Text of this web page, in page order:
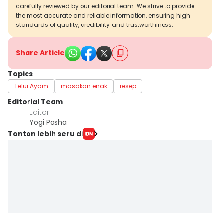
carefully reviewed by our editorial team. We strive to provide
the most accurate and reliable information, ensuring high
standards of quality, credibility, and trustworthiness.
Share Article
Topics
Telur Ayam masakan enak resep
Editorial Team
Editor
Yogi Pasha
Tonton lebih seru di